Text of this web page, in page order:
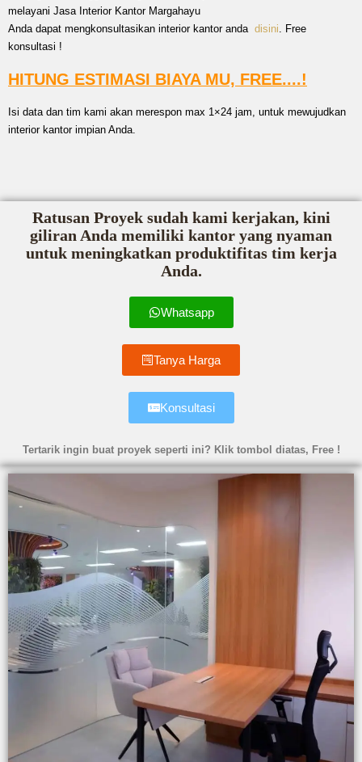
melayani Jasa Interior Kantor Margahayu
Anda dapat mengkonsultasikan interior kantor anda disini. Free
konsultasi !
HITUNG ESTIMASI BIAYA MU, FREE....!
Isi data dan tim kami akan merespon max 1×24 jam, untuk mewujudkan
interior kantor impian Anda.
Ratusan Proyek sudah kami kerjakan, kini
giliran Anda memiliki kantor yang nyaman
untuk meningkatkan produktifitas tim kerja
Anda.
Whatsapp
Tanya Harga
Konsultasi
Tertarik ingin buat proyek seperti ini? Klik tombol diatas, Free !